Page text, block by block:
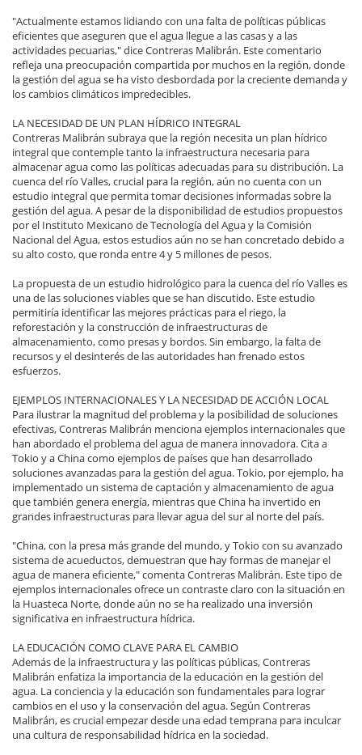
"Actualmente estamos lidiando con una falta de políticas públicas
eficientes que aseguren que el agua llegue a las casas y a las
actividades pecuarias," dice Contreras Malibrán. Este comentario
refleja una preocupación compartida por muchos en la región, donde
la gestión del agua se ha visto desbordada por la creciente demanda y
los cambios climáticos impredecibles.
LA NECESIDAD DE UN PLAN HÍDRICO INTEGRAL
Contreras Malibrán subraya que la región necesita un plan hídrico
integral que contemple tanto la infraestructura necesaria para
almacenar agua como las políticas adecuadas para su distribución. La
cuenca del río Valles, crucial para la región, aún no cuenta con un
estudio integral que permita tomar decisiones informadas sobre la
gestión del agua. A pesar de la disponibilidad de estudios propuestos
por el Instituto Mexicano de Tecnología del Agua y la Comisión
Nacional del Agua, estos estudios aún no se han concretado debido a
su alto costo, que ronda entre 4 y 5 millones de pesos.
La propuesta de un estudio hidrológico para la cuenca del río Valles es
una de las soluciones viables que se han discutido. Este estudio
permitiría identificar las mejores prácticas para el riego, la
reforestación y la construcción de infraestructuras de
almacenamiento, como presas y bordos. Sin embargo, la falta de
recursos y el desinterés de las autoridades han frenado estos
esfuerzos.
EJEMPLOS INTERNACIONALES Y LA NECESIDAD DE ACCIÓN LOCAL
Para ilustrar la magnitud del problema y la posibilidad de soluciones
efectivas, Contreras Malibrán menciona ejemplos internacionales que
han abordado el problema del agua de manera innovadora. Cita a
Tokio y a China como ejemplos de países que han desarrollado
soluciones avanzadas para la gestión del agua. Tokio, por ejemplo, ha
implementado un sistema de captación y almacenamiento de agua
que también genera energía, mientras que China ha invertido en
grandes infraestructuras para llevar agua del sur al norte del país.
"China, con la presa más grande del mundo, y Tokio con su avanzado
sistema de acueductos, demuestran que hay formas de manejar el
agua de manera eficiente," comenta Contreras Malibrán. Este tipo de
ejemplos internacionales ofrece un contraste claro con la situación en
la Huasteca Norte, donde aún no se ha realizado una inversión
significativa en infraestructura hídrica.
LA EDUCACIÓN COMO CLAVE PARA EL CAMBIO
Además de la infraestructura y las políticas públicas, Contreras
Malibrán enfatiza la importancia de la educación en la gestión del
agua. La conciencia y la educación son fundamentales para lograr
cambios en el uso y la conservación del agua. Según Contreras
Malibrán, es crucial empezar desde una edad temprana para inculcar
una cultura de responsabilidad hídrica en la sociedad.